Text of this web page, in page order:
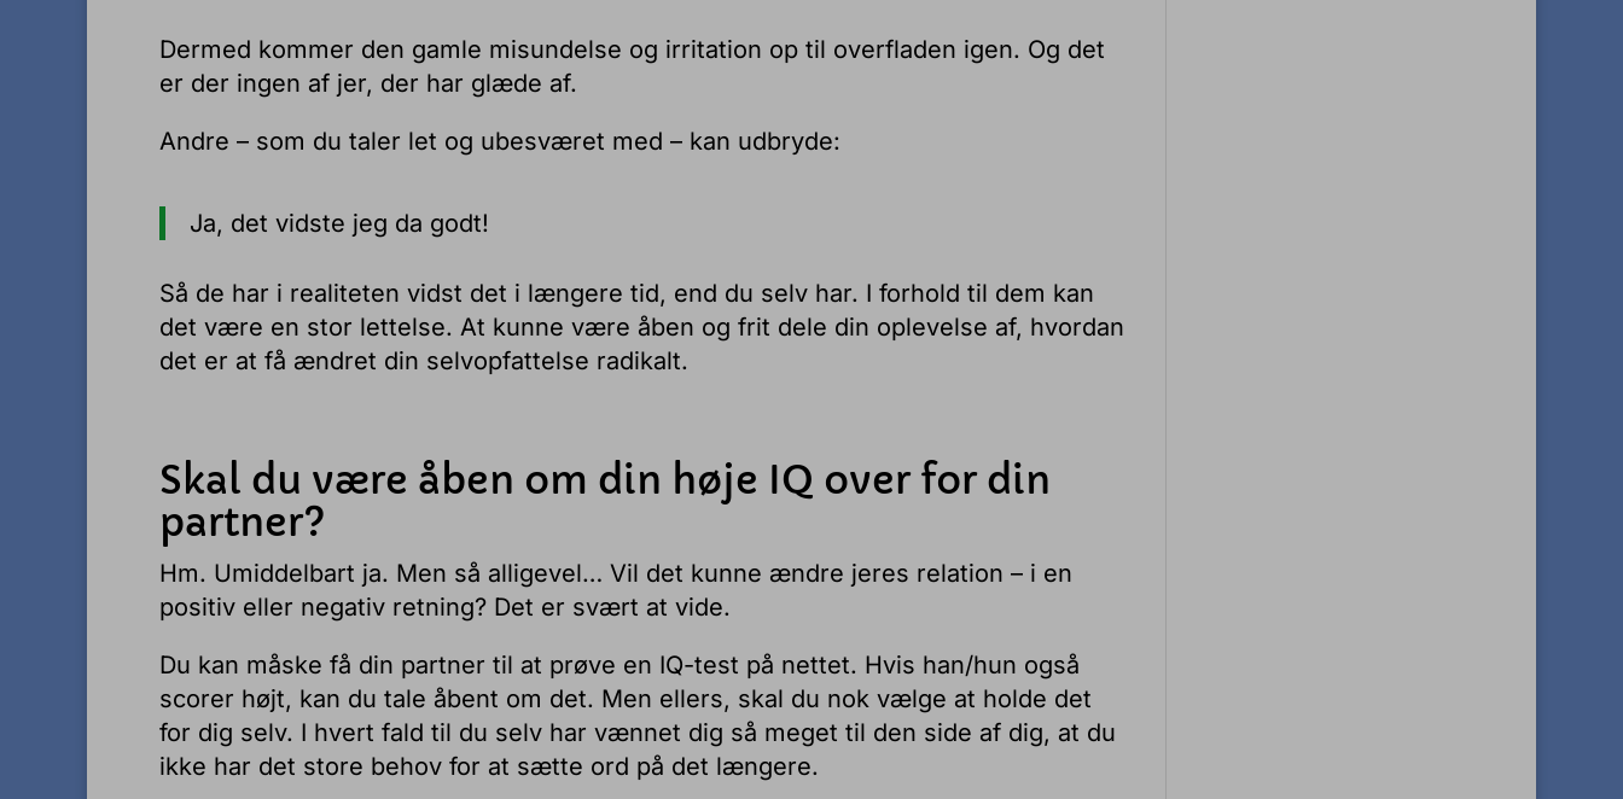
Dermed kommer den gamle misundelse og irritation op til overfladen igen. Og det
er der ingen af jer, der har glæde af.
Andre – som du taler let og ubesværet med – kan udbryde:
Ja, det vidste jeg da godt!
Så de har i realiteten vidst det i længere tid, end du selv har. I forhold til dem kan
det være en stor lettelse. At kunne være åben og frit dele din oplevelse af, hvordan
det er at få ændret din selvopfattelse radikalt.
Skal du være åben om din høje IQ over for din
partner?
Hm. Umiddelbart ja. Men så alligevel… Vil det kunne ændre jeres relation – i en
positiv eller negativ retning? Det er svært at vide.
Du kan måske få din partner til at prøve en IQ-test på nettet. Hvis han/hun også
scorer højt, kan du tale åbent om det. Men ellers, skal du nok vælge at holde det
for dig selv. I hvert fald til du selv har vænnet dig så meget til den side af dig, at du
ikke har det store behov for at sætte ord på det længere.